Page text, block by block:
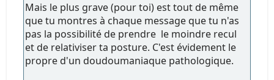
Mais le plus grave (pour toi) est tout de même
que tu montres à chaque message que tu n'as
pas la possibilité de prendre le moindre recul
et de relativiser ta posture. C'est évidement le
propre d'un doudoumaniaque pathologique.